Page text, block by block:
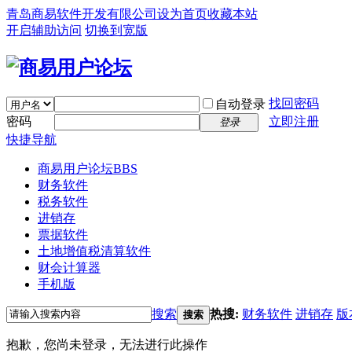
青岛商易软件开发有限公司 设为首页收藏本站
开启辅助访问 切换到宽版
自动登录 找回密码
密码
登录
立即注册
快捷导航
商易用户论坛BBS
财务软件
税务软件
进销存
票据软件
土地增值税清算软件
财会计算器
手机版
搜索 搜索 热搜: 财务软件 进销存 版
抱歉，您尚未登录，无法进行此操作